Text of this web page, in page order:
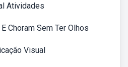
Atividades
Choram Sem Ter Olhos
Visual